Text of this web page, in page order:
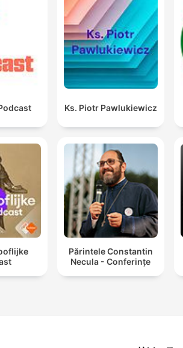
Ks. Piotr Pawlukiewicz
Părintele Constantin
Necula - Conferințe